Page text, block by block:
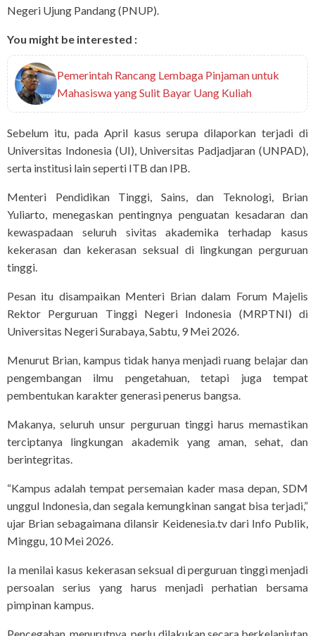
Negeri Ujung Pandang (PNUP).
You might be interested :
Pemerintah Rancang Lembaga Pinjaman untuk
Mahasiswa yang Sulit Bayar Uang Kuliah
Sebelum itu, pada April kasus serupa dilaporkan terjadi di
Universitas Indonesia (UI), Universitas Padjadjaran (UNPAD),
serta institusi lain seperti ITB dan IPB.
Menteri Pendidikan Tinggi, Sains, dan Teknologi, Brian
Yuliarto, menegaskan pentingnya penguatan kesadaran dan
kewaspadaan seluruh sivitas akademika terhadap kasus
kekerasan dan kekerasan seksual di lingkungan perguruan
tinggi.
Pesan itu disampaikan Menteri Brian dalam Forum Majelis
Rektor Perguruan Tinggi Negeri Indonesia (MRPTNI) di
Universitas Negeri Surabaya, Sabtu, 9 Mei 2026.
Menurut Brian, kampus tidak hanya menjadi ruang belajar dan
pengembangan ilmu pengetahuan, tetapi juga tempat
pembentukan karakter generasi penerus bangsa.
Makanya, seluruh unsur perguruan tinggi harus memastikan
terciptanya lingkungan akademik yang aman, sehat, dan
berintegritas.
“Kampus adalah tempat persemaian kader masa depan, SDM
unggul Indonesia, dan segala kemungkinan sangat bisa terjadi,”
ujar Brian sebagaimana dilansir Keidenesia.tv dari Info Publik,
Minggu, 10 Mei 2026.
Ia menilai kasus kekerasan seksual di perguruan tinggi menjadi
persoalan serius yang harus menjadi perhatian bersama
pimpinan kampus.
Pencegahan, menurutnya, perlu dilakukan secara berkelanjutan